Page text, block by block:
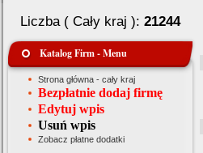
Liczba ( Cały kraj ): 21244
Katalog Firm - Menu
Strona główna - cały kraj
Bezpłatnie dodaj firmę
Edytuj wpis
Usuń wpis
Zobacz płatne dodatki